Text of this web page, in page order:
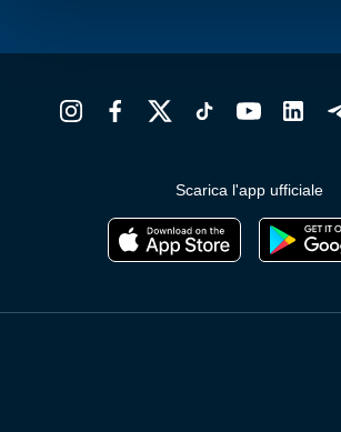
Scarica l'app ufficiale